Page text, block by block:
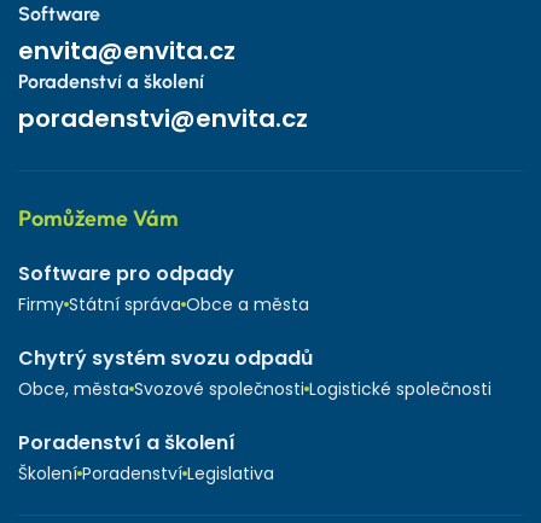
Software
envita@envita.cz
Poradenství a školení
poradenstvi@envita.cz
Pomůžeme Vám
Software pro odpady
Firmy Státní správa Obce a města
Chytrý systém svozu odpadů
Obce, města Svozové společnosti Logistické společnosti
Poradenství a školení
Školení Poradenství Legislativa